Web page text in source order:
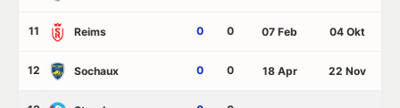
11 Reims 0 0 07 Feb 04 Okt
12 Sochaux 0 0 18 Apr 22 Nov